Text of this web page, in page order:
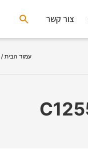
צור קשר
Search
for:
עמוד הבית /